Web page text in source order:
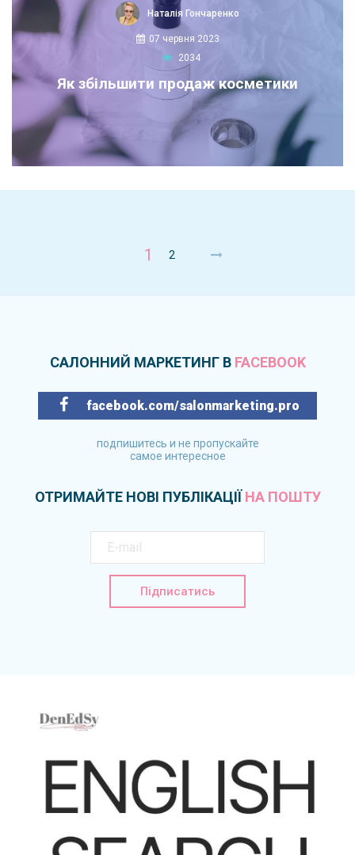
Наталія Гончаренко
07 червня 2023
2034
Як збільшити продаж косметики
1 2
САЛОННИЙ МАРКЕТИНГ В FACEBOOK
facebook.com/salonmarketing.pro
подпишитесь и не пропускайте
самое интересное
ОТРИМАЙТЕ НОВІ ПУБЛІКАЦІЇНА ПОШТУ
Підписатись